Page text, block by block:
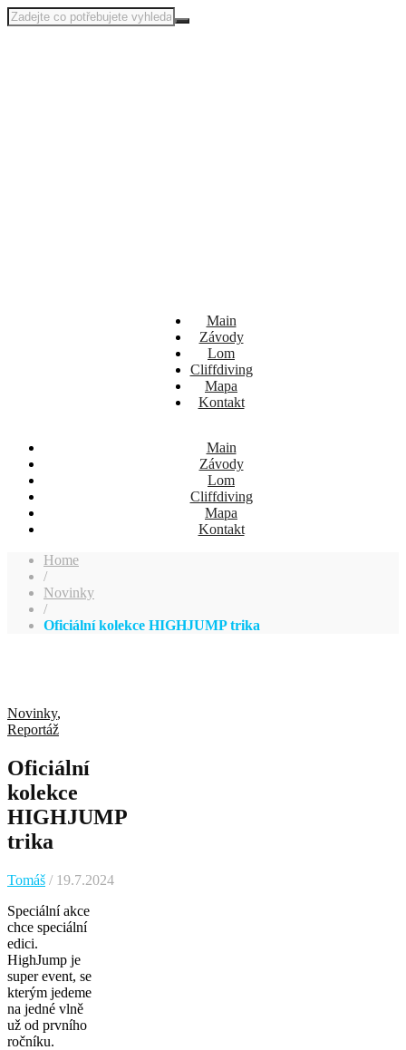
Main
Závody
Lom
Cliffdiving
Mapa
Kontakt
Main
Závody
Lom
Cliffdiving
Mapa
Kontakt
Home
/
Novinky
/
Oficiální kolekce HIGHJUMP trika
Novinky,
Reportáž
Oficiální
kolekce
HIGHJUMP
trika
Tomáš / 19.7.2024
Speciální akce
chce speciální
edici.
HighJump je
super event, se
kterým jedeme
na jedné vlně
už od prvního
ročníku.